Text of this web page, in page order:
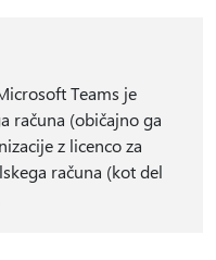
Teams je
računa (običajno ga
z licenco za
računa (kot del